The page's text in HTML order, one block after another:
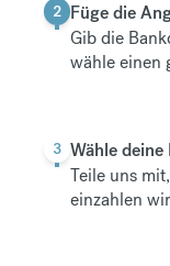
2 Füge die
Gib die
wähle einen
3 Wähle
Teile uns
einzahlen